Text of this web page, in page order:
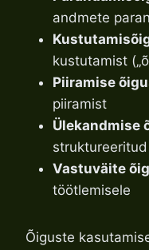
andmete
kustutamist
Piiramise
piiramist
Ülekandmise
Vastuväite
töötlemisele
Õiguste